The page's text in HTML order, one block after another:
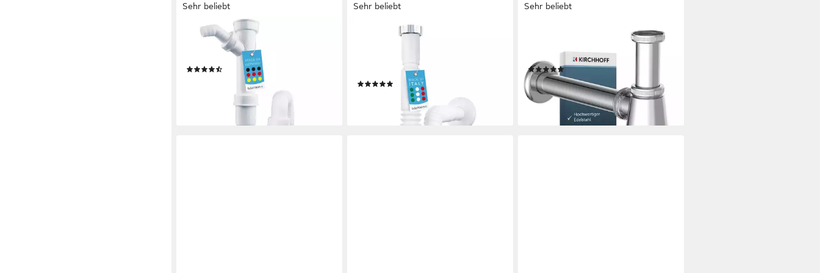
Sehr beliebt
BÄCHLEIN
Siphon flexibler Röhrensiphon für
Küchenspüle, Made in Germany
lieferbar - in 4-5 Werktagen bei dir
Sehr beliebt
800mm mit Befestigungsclip
(25)
lieferbar - in 4-5 Werktagen bei dir
Sehr beliebt
Siphon Flaschensiphon, Chrom, 1
1/4" x 32 mm
(36)
16,99 € UVP24,99 €
-32%
lieferbar - in 2-3 Werktagen bei dir